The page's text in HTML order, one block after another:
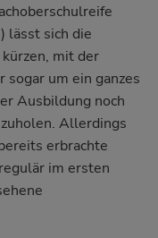
lässt sich die
mit der
sogar um ein ganzes
Ausbildung noch
Allerdings
erbrachte
im ersten